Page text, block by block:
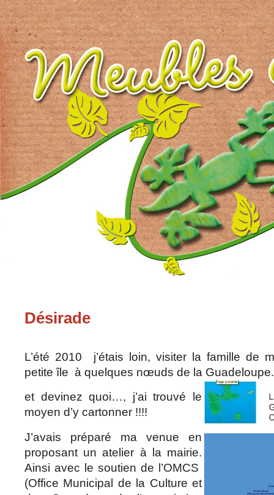
Désirade
L’été 2010 j’étais loin, visiter la famille de
petite île à quelques nœuds de la
et devinez quoi…, j’ai trouvé le
moyen d’y cartonner !!!!
J’avais préparé ma venue en
proposant un atelier à la mairie.
Ainsi avec le soutien de l’OMCS
(Office Municipal de la Culture et